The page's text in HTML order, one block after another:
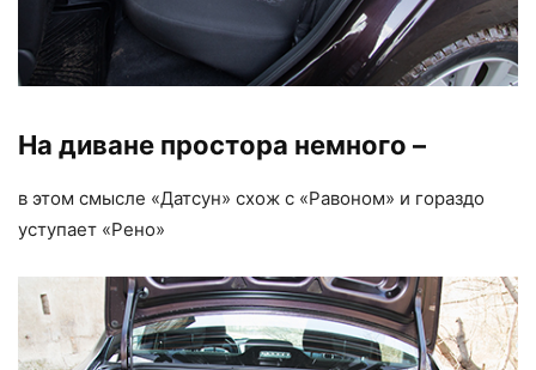
На диване простора немного –
в этом смысле «Датсун» схож с «Равоном» и гораздо
уступает «Рено»